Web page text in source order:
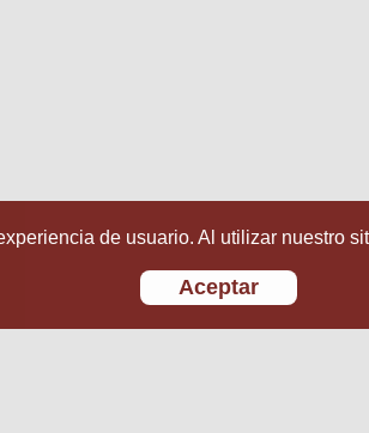
de usuario. Al utilizar nuestro
Aceptar